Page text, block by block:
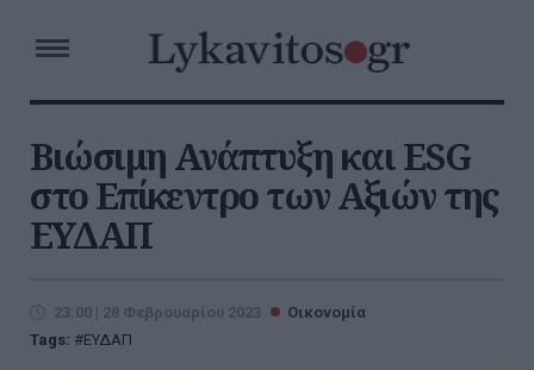
Βιώσιμη Ανάπτυξη και ESG
στο Επίκεντρο των Αξιών της
ΕΥΔΑΠ
23:00 | 28 Φεβρουαρίου 2023
Οικονομία
Tags:
ΕΥΔΑΠ